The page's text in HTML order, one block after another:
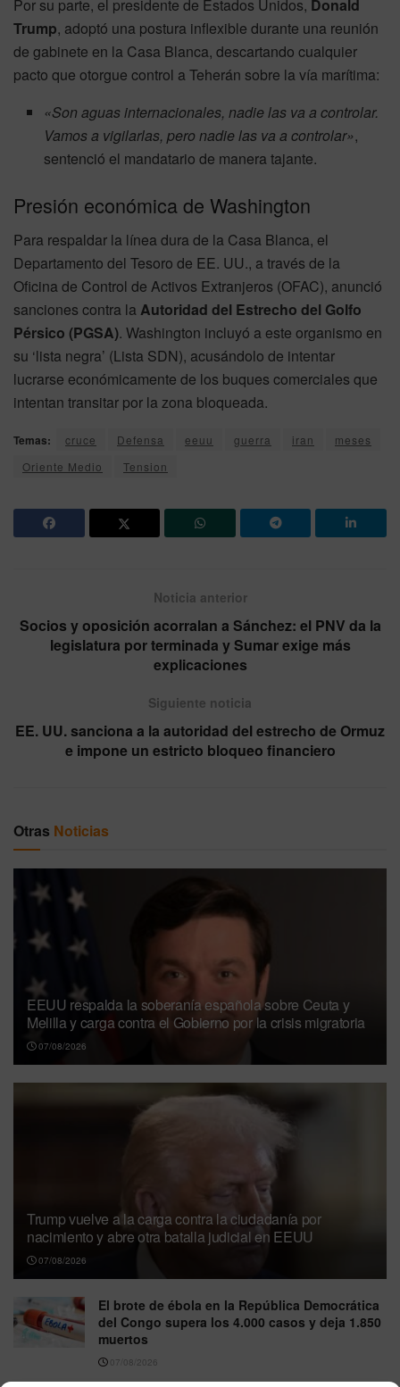
Por su parte, el presidente de Estados Unidos, Donald
Trump, adoptó una postura inflexible durante una reunión
de gabinete en la Casa Blanca, descartando cualquier
pacto que otorgue control a Teherán sobre la vía marítima:
«Son aguas internacionales, nadie las va a controlar.
Vamos a vigilarlas, pero nadie las va a controlar»,
sentenció el mandatario de manera tajante.
Presión económica de Washington
Para respaldar la línea dura de la Casa Blanca, el
Departamento del Tesoro de EE. UU., a través de la
Oficina de Control de Activos Extranjeros (OFAC), anunció
sanciones contra laAutoridad del Estrecho del Golfo
Pérsico (PGSA). Washington incluyó a este organismo en
su ‘lista negra’ (Lista SDN), acusándolo de intentar
lucrarse económicamente de los buques comerciales que
intentan transitar por la zona bloqueada.
Temas: cruce Defensa eeuu guerra iran
meses
Oriente Medio
Tension
Noticia anterior
Socios y oposición acorralan a Sánchez: el PNV da la
legislatura por terminada y Sumar exige más
explicaciones
Siguiente noticia
EE. UU. sanciona a la autoridad del estrecho de Ormuz
e impone un estricto bloqueo financiero
Otras Noticias
EEUU respalda la soberanía española sobre Ceuta y
Melilla y carga contra el Gobierno por la crisis migratoria
07/08/2026
Trump vuelve a la carga contra la ciudadanía por
nacimiento y abre otra batalla judicial en EEUU
07/08/2026
El brote de ébola en la República Democrática
del Congo supera los 4.000 casos y deja 1.850
muertos
07/08/2026